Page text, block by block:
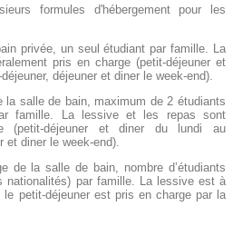
formules d'hébergement pour les
privée, un seul étudiant par famille. La
pris en charge (petit-déjeuner et
déjeuner et diner le week-end).
salle de bain, maximum de 2 étudiants
famille. La lessive et les repas sont
(petit-déjeuner et diner du lundi au
et diner le week-end).
de la salle de bain, nombre d’étudiants
nationalités) par famille. La lessive est à
petit-déjeuner est pris en charge par la